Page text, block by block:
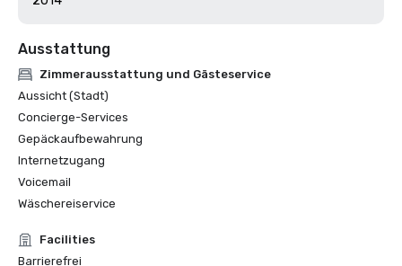
Ausstattung
Zimmerausstattung und Gästeservice
Aussicht (Stadt)
Concierge-Services
Gepäckaufbewahrung
Internetzugang
Voicemail
Wäschereiservice
Facilities
Barrierefrei